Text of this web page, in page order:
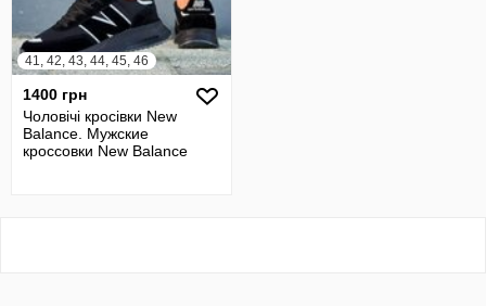
41, 42, 43, 44, 45, 46
1400 грн
Чоловічі кросівки New
Balance. Мужские
кроссовки New Balance